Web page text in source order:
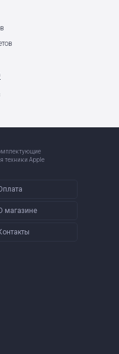
техники Apple
магазине